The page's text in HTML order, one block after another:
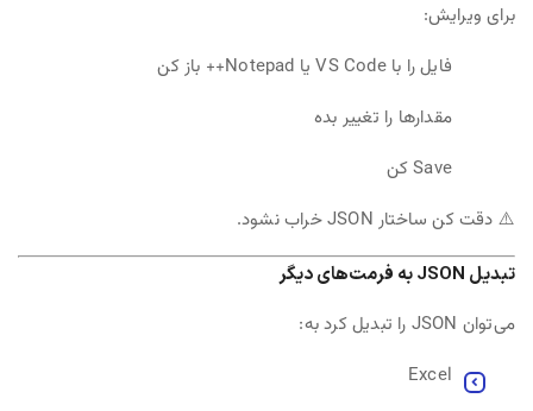
برای ویرایش:
فایل را با VS Code یا Notepad++ باز کن
مقدارها را تغییر بده
Save کن
⚠️ دقت کن ساختار JSON خراب نشود.
تبدیل JSON به فرمت‌های دیگر
می‌توان JSON را تبدیل کرد به:
Excel